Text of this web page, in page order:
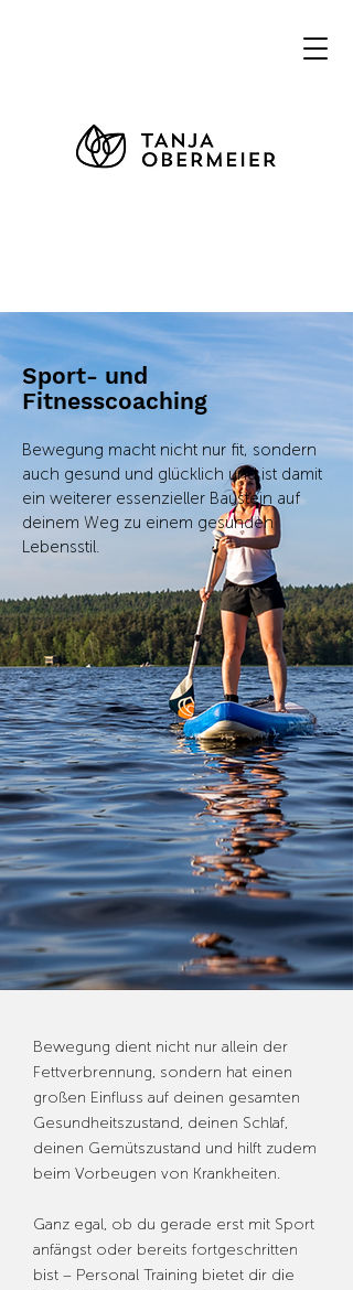
Sport- und
Fitnesscoaching
Bewegung macht nicht nur fit, sondern
auch gesund und glücklich und ist damit
ein weiterer essenzieller Baustein auf
deinem Weg zu einem gesunden
Lebensstil.
Bewegung dient nicht nur allein der
Fettverbrennung, sondern hat einen
großen Einfluss auf deinen gesamten
Gesundheitszustand, deinen Schlaf,
deinen Gemütszustand und hilft zudem
beim Vorbeugen von Krankheiten.
Ganz egal, ob du gerade erst mit Sport
anfängst oder bereits fortgeschritten
bist – Personal Training bietet dir die